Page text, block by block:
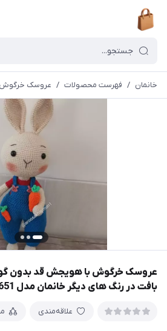
خانمان / فهرست محصولات / عروسک خرگوش با هویجش قد بدون
بافت در رنگ های دیگر خانمان مدل 374651
علاقه‌مندی